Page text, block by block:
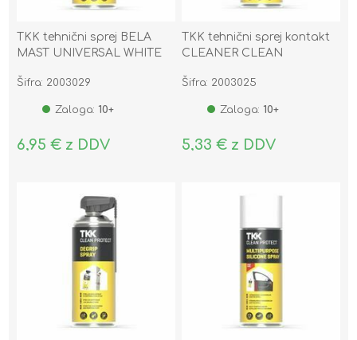
TKK tehnični sprej BELA
MAST UNIVERSAL WHITE
400ML
Šifra: 2003029
Zaloga: 10+
6,95 € z DDV
TKK tehnični sprej kontakt
CLEANER CLEAN
Šifra: 2003025
Zaloga: 10+
5,33 € z DDV